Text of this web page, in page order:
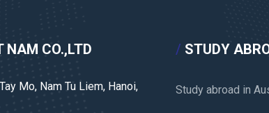
NAM CO.,LTD
Mo, Nam Tu Liem, Hanoi,
/ STUDY
Study abroad in